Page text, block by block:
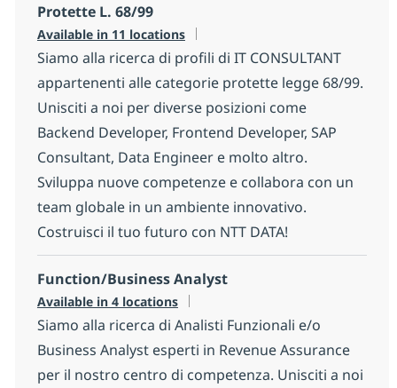
Protette L. 68/99
Available in 11 locations
Siamo alla ricerca di profili di IT CONSULTANT
appartenenti alle categorie protette legge 68/99.
Unisciti a noi per diverse posizioni come
Backend Developer, Frontend Developer, SAP
Consultant, Data Engineer e molto altro.
Sviluppa nuove competenze e collabora con un
team globale in un ambiente innovativo.
Costruisci il tuo futuro con NTT DATA!
Function/Business Analyst
Available in 4 locations
Siamo alla ricerca di Analisti Funzionali e/o
Business Analyst esperti in Revenue Assurance
per il nostro centro di competenza. Unisciti a noi